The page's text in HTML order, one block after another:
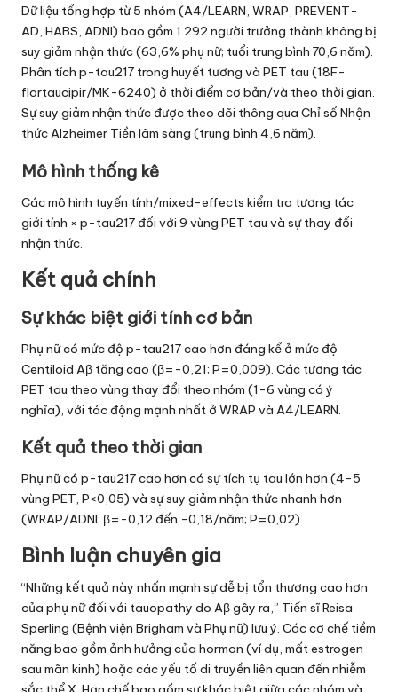
Dữ liệu tổng hợp từ 5 nhóm (A4/LEARN, WRAP, PREVENT-
AD, HABS, ADNI) bao gồm 1.292 người trưởng thành không bị
suy giảm nhận thức (63,6% phụ nữ; tuổi trung bình 70,6 năm).
Phân tích p-tau217 trong huyết tương và PET tau (18F-
flortaucipir/MK-6240) ở thời điểm cơ bản/và theo thời gian.
Sự suy giảm nhận thức được theo dõi thông qua Chỉ số Nhận
thức Alzheimer Tiền lâm sàng (trung bình 4,6 năm).
Mô hình thống kê
Các mô hình tuyến tính/mixed-effects kiểm tra tương tác
giới tính × p-tau217 đối với 9 vùng PET tau và sự thay đổi
nhận thức.
Kết quả chính
Sự khác biệt giới tính cơ bản
Phụ nữ có mức độ p-tau217 cao hơn đáng kể ở mức độ
Centiloid Aβ tăng cao (β=-0,21; P=0,009). Các tương tác
PET tau theo vùng thay đổi theo nhóm (1-6 vùng có ý
nghĩa), với tác động mạnh nhất ở WRAP và A4/LEARN.
Kết quả theo thời gian
Phụ nữ có p-tau217 cao hơn có sự tích tụ tau lớn hơn (4-5
vùng PET, P<0,05) và sự suy giảm nhận thức nhanh hơn
(WRAP/ADNI: β=-0,12 đến -0,18/năm; P=0,02).
Bình luận chuyên gia
“Những kết quả này nhấn mạnh sự dễ bị tổn thương cao hơn
của phụ nữ đối với tauopathy do Aβ gây ra,” Tiến sĩ Reisa
Sperling (Bệnh viện Brigham và Phụ nữ) lưu ý. Các cơ chế tiềm
năng bao gồm ảnh hưởng của hormon (ví dụ, mất estrogen
sau mãn kinh) hoặc các yếu tố di truyền liên quan đến nhiễm